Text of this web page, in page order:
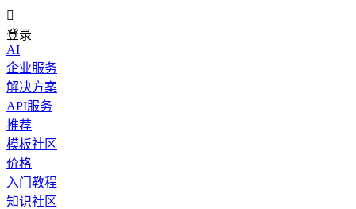

登录
AI
企业服务
解决方案
API服务
推荐
模板社区
价格
入门教程
知识社区